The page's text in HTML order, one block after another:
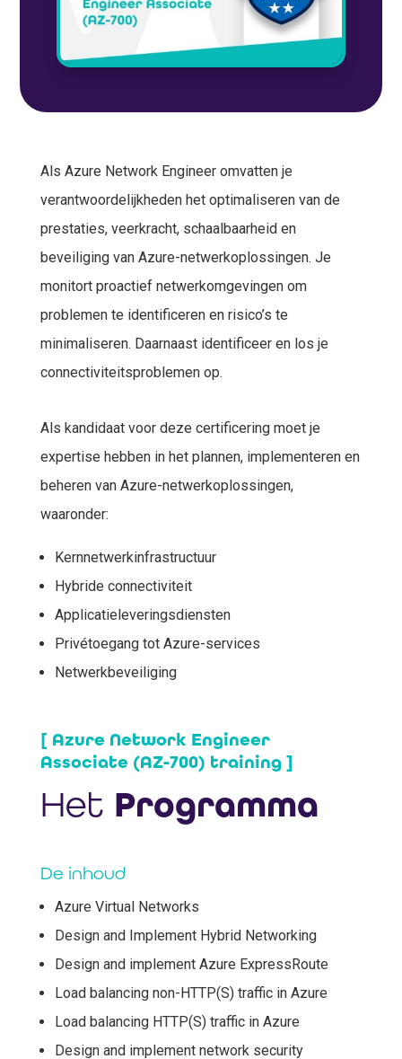
Als Azure Network Engineer omvatten je
verantwoordelijkheden het optimaliseren van de
prestaties, veerkracht, schaalbaarheid en
beveiliging van Azure-netwerkoplossingen. Je
monitort proactief netwerkomgevingen om
problemen te identificeren en risico’s te
minimaliseren. Daarnaast identificeer en los je
connectiviteitsproblemen op.
Als kandidaat voor deze certificering moet je
expertise hebben in het plannen, implementeren en
beheren van Azure-netwerkoplossingen,
waaronder:
Kernnetwerkinfrastructuur
Hybride connectiviteit
Applicatieleveringsdiensten
Privétoegang tot Azure-services
Netwerkbeveiliging
[ Azure Network Engineer
Associate (AZ-700) training ]
Het Programma
De inhoud
Azure Virtual Networks
Design and Implement Hybrid Networking
Design and implement Azure ExpressRoute
Load balancing non-HTTP(S) traffic in Azure
Load balancing HTTP(S) traffic in Azure
Design and implement network security